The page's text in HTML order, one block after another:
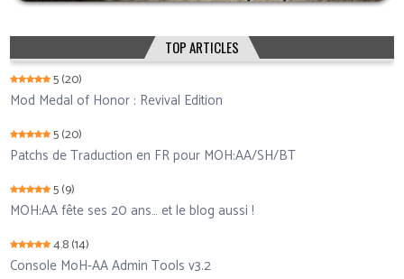
TOP ARTICLES
5(20)
Mod Medal of Honor : Revival Edition
5(20)
Patchs de Traduction en FR pour MOH:AA/SH/BT
5(9)
MOH:AA fête ses 20 ans… et le blog aussi !
4.8(14)
Console MoH-AA Admin Tools v3.2